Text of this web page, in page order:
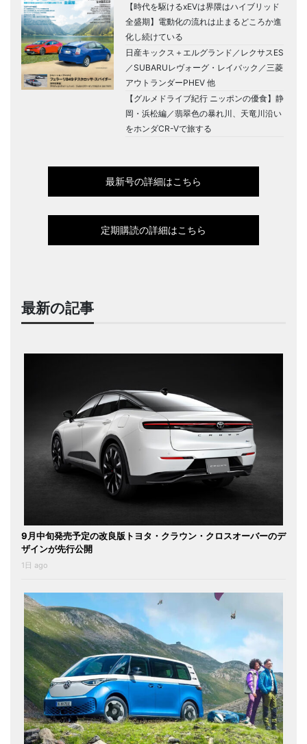
【時代を駆けるxEVは界隈はハイブリッド
全盛期】電動化の流れは止まるどころか進
化し続けている
日産キックス＋エルグランド／レクサスES
／SUBARUレヴォーグ・レイバック／三菱
アウトランダーPHEV 他
【グルメドライブ紀行 ニッポンの優食】静
岡・浜松編／翡翠色の暴れ川、天竜川沿い
をホンダCR-Vで旅する
最新号の詳細はこちら
定期購読の詳細はこちら
最新の記事
9月中旬発売予定の改良版トヨタ・クラウン・クロスオーバーのデ
ザインが先行公開
1日 ago